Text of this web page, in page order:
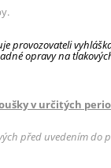
provozovateli
opravy na
v určitých
před uvedením do